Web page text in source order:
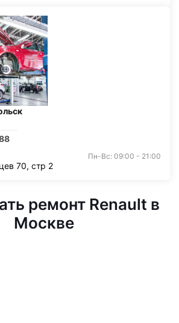
Пн-Вс: 09:00 - 21:00
70, стр 2
ремонт Renault в
Москве